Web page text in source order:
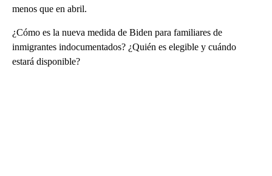
menos que en abril.
¿Cómo es la nueva medida de Biden para familiares de
inmigrantes indocumentados? ¿Quién es elegible y cuándo
estará disponible?